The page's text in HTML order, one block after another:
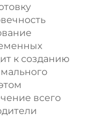
к созданию
всего